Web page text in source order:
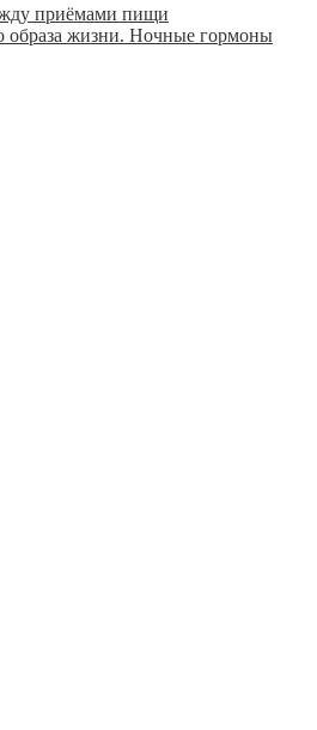
приёмами пищи
образа жизни. Ночные гормоны